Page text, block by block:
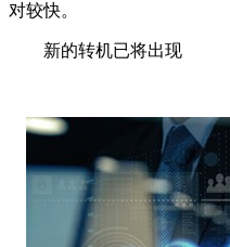
对较快。
新的转机已将出现